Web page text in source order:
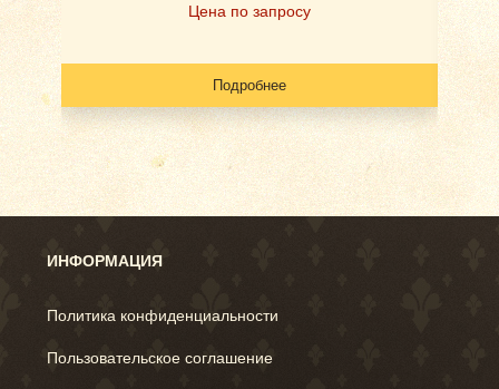
Цена по запросу
Подробнее
ИНФОРМАЦИЯ
Политика конфиденциальности
Пользовательское соглашение